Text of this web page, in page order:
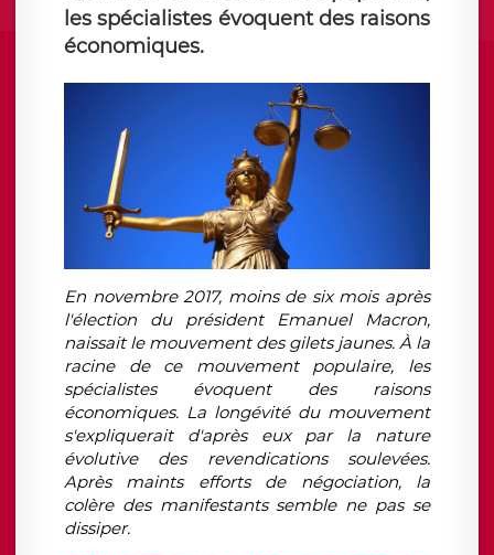
les spécialistes évoquent des raisons
économiques.
En novembre 2017, moins de six mois après
l'élection du président Emanuel Macron,
naissait le mouvement des gilets jaunes. À la
racine de ce mouvement populaire, les
spécialistes évoquent des raisons
économiques. La longévité du mouvement
s'expliquerait d'après eux par la nature
évolutive des revendications soulevées.
Après maints efforts de négociation, la
colère des manifestants semble ne pas se
dissiper.